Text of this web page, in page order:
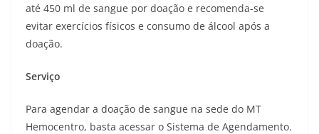
até 450 ml de sangue por doação e recomenda-se
evitar exercícios físicos e consumo de álcool após a
doação.
Serviço
Para agendar a doação de sangue na sede do MT
Hemocentro, basta acessar o Sistema de Agendamento.